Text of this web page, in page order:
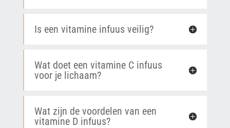
Is een vitamine infuus veilig?
Wat doet een vitamine C infuus
voor je lichaam?
Wat zijn de voordelen van een
vitamine D infuus?